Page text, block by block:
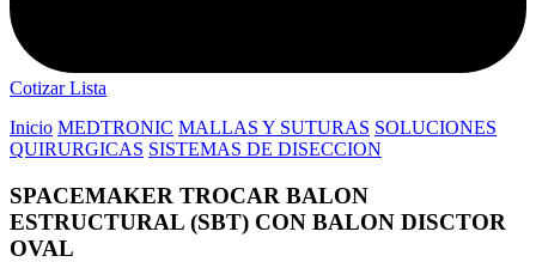
Cotizar Lista
Inicio MEDTRONIC MALLAS Y SUTURAS SOLUCIONES
QUIRURGICAS SISTEMAS DE DISECCION
SPACEMAKER TROCAR BALON
ESTRUCTURAL (SBT) CON BALON DISCTOR
OVAL